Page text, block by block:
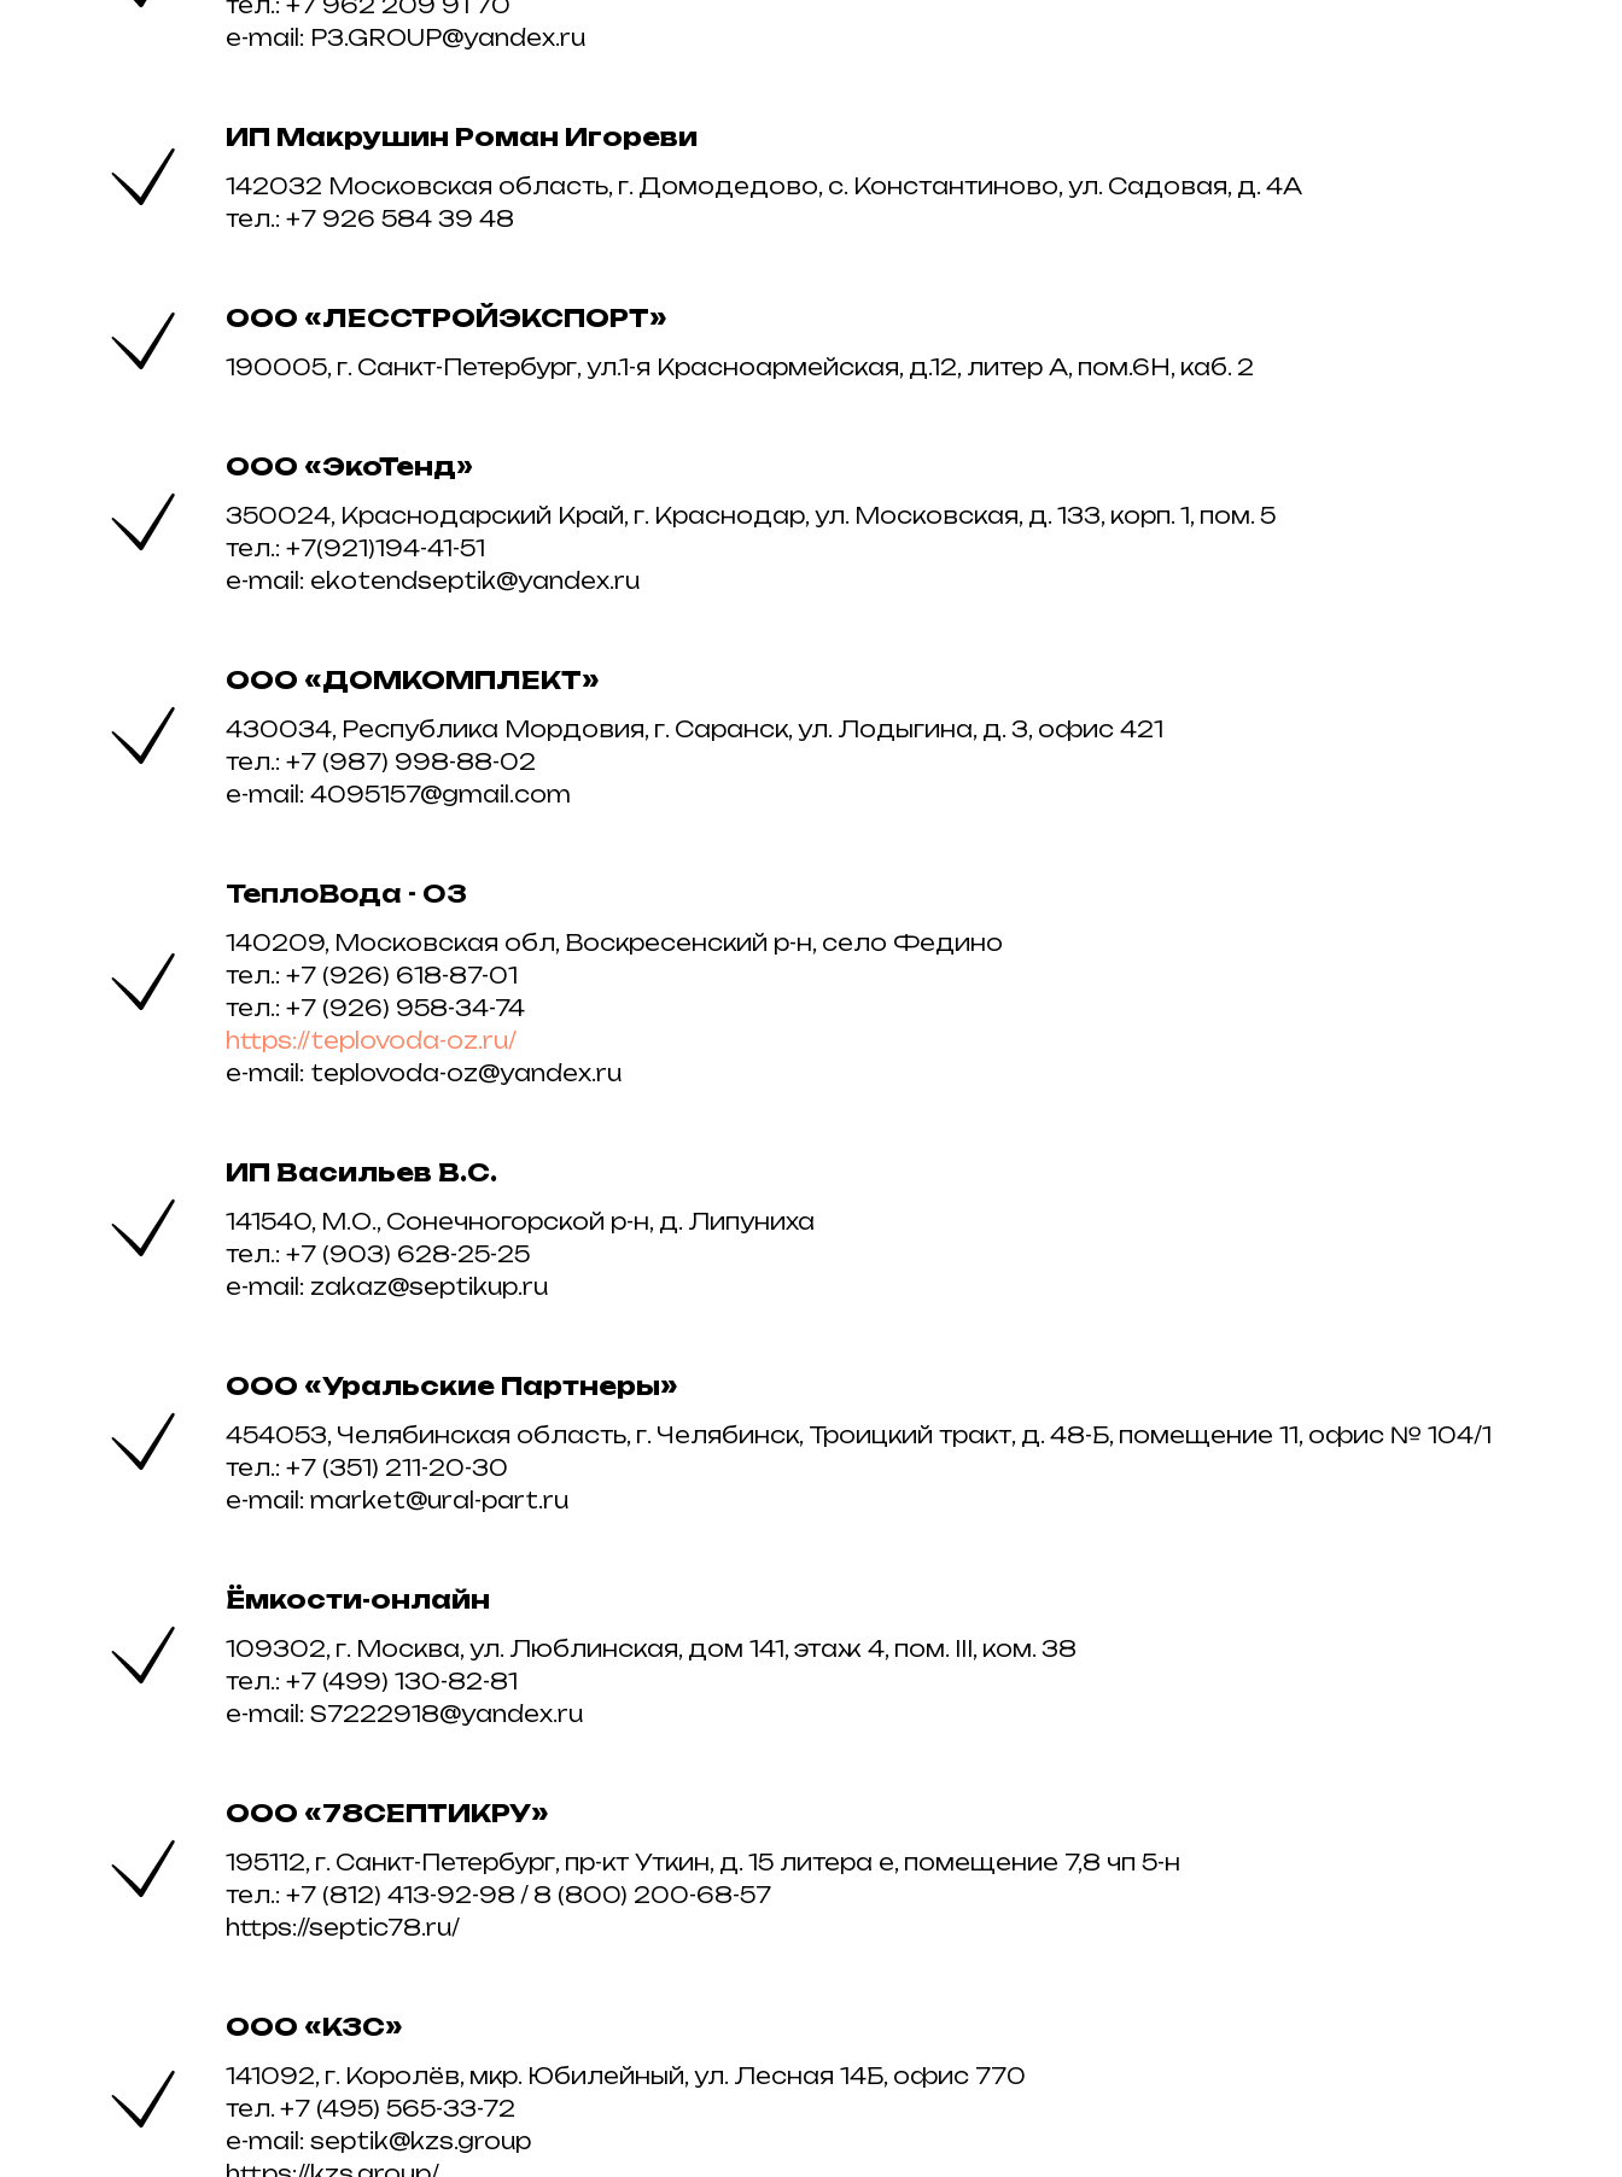
e-mail: P3.GROUP@yandex.ru
ИП Макрушин Роман Игореви
142032 Московская область, г. Домодедово, с. Константиново, ул. Садовая, д. 4А
тел.: +7 926 584 39 48
ООО «ЛЕССТРОЙЭКСПОРТ»
190005, г. Санкт-Петербург, ул.1-я Красноармейская, д.12, литер А, пом.6Н, каб. 2
ООО «ЭкоТенд»
350024, Краснодарский Край, г. Краснодар, ул. Московская, д. 133, корп. 1, пом. 5
тел.: +7(921)194-41-51
e-mail: ekotendseptik@yandex.ru
ООО «ДОМКОМПЛЕКТ»
430034, Республика Мордовия, г. Саранск, ул. Лодыгина, д. 3, офис 421
тел.: +7 (987) 998-88-02
e-mail: 4095157@gmail.com
ТеплоВода - ОЗ
140209, Московская обл, Воскресенский р-н, село Федино
тел.: +7 (926) 618-87-01
тел.: +7 (926) 958-34-74
https://teplovoda-oz.ru/
e-mail: teplovoda-oz@yandex.ru
ИП Васильев В.С.
141540, М.О., Сонечногорской р-н, д. Липуниха
тел.: +7 (903) 628-25-25
e-mail: zakaz@septikup.ru
ООО «Уральские Партнеры»
454053, Челябинская область, г. Челябинск, Троицкий тракт, д. 48-Б, помещение 11, офис № 104/1
тел.: +7 (351) 211-20-30
e-mail: market@ural-part.ru
Ёмкости-онлайн
109302, г. Москва, ул. Люблинская, дом 141, этаж 4, пом. III, ком. 38
тел.: +7 (499) 130-82-81
e-mail: S7222918@yandex.ru
ООО «78СЕПТИКРУ»
195112, г. Санкт-Петербург, пр-кт Уткин, д. 15 литера е, помещение 7,8 чп 5-н
тел.: +7 (812) 413-92-98 / 8 (800) 200-68-57
https://septic78.ru/
ООО «КЗС»
141092, г. Королёв, мкр. Юбилейный, ул. Лесная 14Б, офис 770
тел. +7 (495) 565-33-72
e-mail: septik@kzs.group